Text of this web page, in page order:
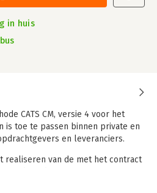
in huis
CATS CM, versie 4 voor het
is toe te passen binnen private en
en leveranciers.
realiseren van de met het contract